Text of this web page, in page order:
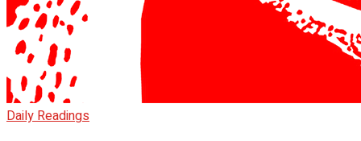
Daily Readings